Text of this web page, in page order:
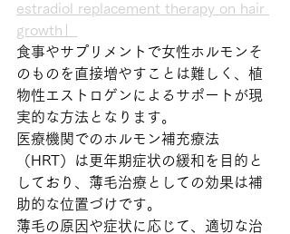
estradiol replacement therapy on hair
growth」
食事やサプリメントで女性ホルモンそ
のものを直接増やすことは難しく、植
物性エストロゲンによるサポートが現
実的な方法となります。
医療機関でのホルモン補充療法
（HRT）は更年期症状の緩和を目的と
しており、薄毛治療としての効果は補
助的な位置づけです。
薄毛の原因や症状に応じて、適切な治